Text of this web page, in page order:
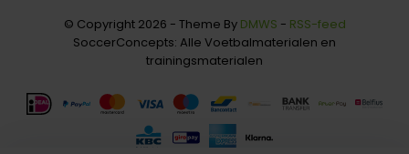
© Copyright 2026 - Theme By DMWS - RSS-feed
SoccerConcepts: Alle Voetbalmaterialen en
trainingsmaterialen